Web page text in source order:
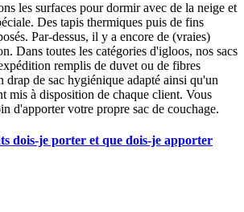
les surfaces pour dormir avec de la neige et
Des tapis thermiques puis de fins
Par-dessus, il y a encore de (vraies)
Dans toutes les catégories d'igloos, nos sacs
remplis de duvet ou de fibres
drap de sac hygiénique adapté ainsi qu'un
mis à disposition de chaque client. Vous
d'apporter votre propre sac de couchage.
dois-je porter et que dois-je apporter